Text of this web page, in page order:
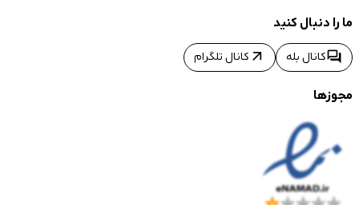
ما را دنبال کنید
forumکانال بله arrow_outward کانال تلگرام
مجوزها